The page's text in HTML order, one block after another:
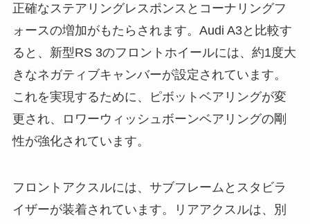
正確なステアリングレスポンスとコーナリングフ
ォースの増加がもたらされます。Audi A3と比較す
ると、新型RS 3のフロントホイールには、約1度大
きなネガティブキャンバーが設定されています。
これを実現するために、ピボットベアリングが変
更され、ロワーウィッシュボーンベアリングの剛
性が強化されています。
フロントアクスルには、サブフレームとスタビラ
イザーが装着されています。リアアクスルは、別